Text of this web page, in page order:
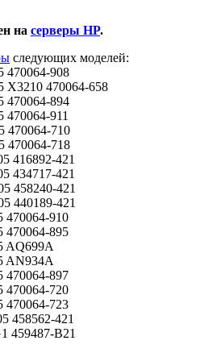
на серверы HP.
следующих моделей:
470064-908
X3210 470064-658
470064-894
470064-911
470064-710
470064-718
416892-421
434717-421
458240-421
440189-421
470064-910
470064-895
AQ699A
AN934A
470064-897
470064-720
470064-723
458562-421
459487-B21